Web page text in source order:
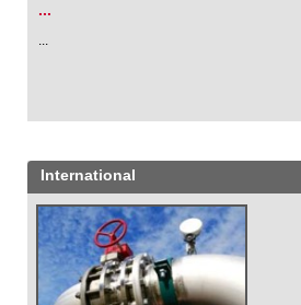
...
...
International